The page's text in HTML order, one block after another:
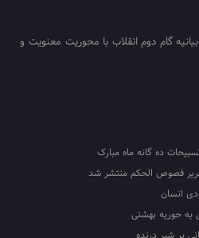
گام دوم انقلاب با محوریت معنویت و
ده‌ گانه ماه مبارک
فصوص الحکم منتشر شد
انسان
به حوریه بهشتی